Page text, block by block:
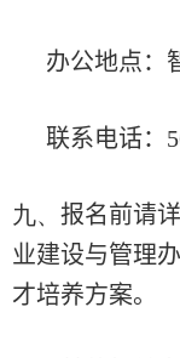
办公地点：
联系电话：
九、 报名前请
业建设与管理
才培养方案。